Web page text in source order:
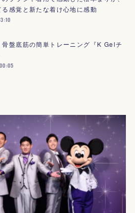
る感覚と新たな着け心地に感動
骨盤底筋の簡単トレーニング『K Gelチ